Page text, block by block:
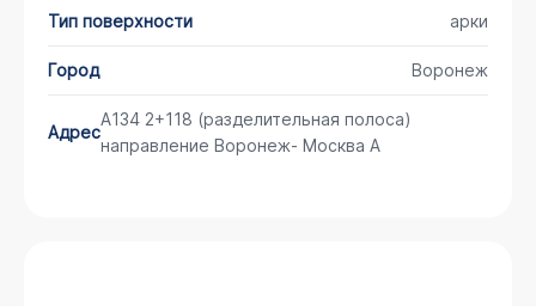
Тип поверхности арки
Город Воронеж
Адрес
А134 2+118 (разделительная полоса)
направление Воронеж- Москва А